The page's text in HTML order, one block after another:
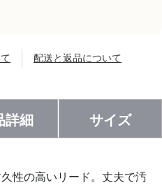
配送と返品について
詳細 サイズ
性の高いリード。丈夫で汚